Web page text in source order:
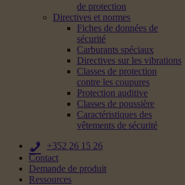
de protection
Directives et normes
Fiches de données de
sécurité
Carburants spéciaux
Directives sur les vibrations
Classes de protection
contre les coupures
Protection auditive
Classes de poussière
Caractéristiques des
vêtements de sécurité
+352 26 15 26
Contact
Demande de produit
Ressources